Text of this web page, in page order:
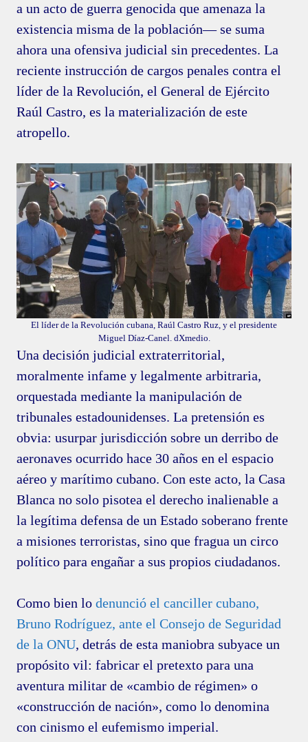
a un acto de guerra genocida que amenaza la
existencia misma de la población— se suma
ahora una ofensiva judicial sin precedentes. La
reciente instrucción de cargos penales contra el
líder de la Revolución, el General de Ejército
Raúl Castro, es la materialización de este
atropello.
El líder de la Revolución cubana, Raúl Castro Ruz, y el presidente
Miguel Díaz-Canel. dXmedio.
Una decisión judicial extraterritorial,
moralmente infame y legalmente arbitraria,
orquestada mediante la manipulación de
tribunales estadounidenses. La pretensión es
obvia: usurpar jurisdicción sobre un derribo de
aeronaves ocurrido hace 30 años en el espacio
aéreo y marítimo cubano. Con este acto, la Casa
Blanca no solo pisotea el derecho inalienable a
la legítima defensa de un Estado soberano frente
a misiones terroristas, sino que fragua un circo
político para engañar a sus propios ciudadanos.
Como bien lo denunció el canciller cubano,
Bruno Rodríguez, ante el Consejo de Seguridad
de la ONU, detrás de esta maniobra subyace un
propósito vil: fabricar el pretexto para una
aventura militar de «cambio de régimen» o
«construcción de nación», como lo denomina
con cinismo el eufemismo imperial.